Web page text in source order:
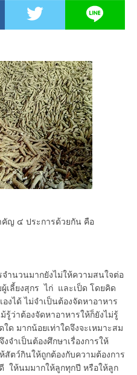
๔ ประการด้วยกัน คือ
มากยังไม่ให้ความสนใจต่อ
เลี้ยงสุกร ไก่ และเป็ด โดยคิด
งได้ ไม่จำเป็นต้องจัดหาอาหาร
ว่าต้องจัดหาอาหารให้ก็ยังไม่รู้
ด มากน้อยเท่าใดจึงจะเหมาะสม
เป็นต้องศึกษาเรื่องการให้
ตว์กินให้ถูกต้องกับความต้องการ
ให้นมมากให้ลูกทุกปี หรือให้ลูก